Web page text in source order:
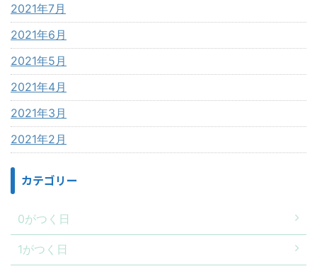
2021年7月
2021年6月
2021年5月
2021年4月
2021年3月
2021年2月
カテゴリー
0がつく日
1がつく日